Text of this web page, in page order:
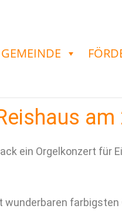
GEMEINDE
am
ein Orgelkonzert für